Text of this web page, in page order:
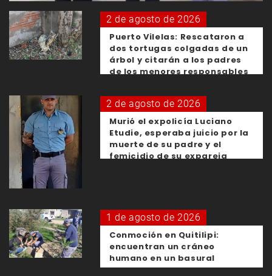
2 de agosto de 2026
Puerto Vilelas: Rescataron a
dos tortugas colgadas de un
árbol y citarán a los padres
de los menores responsables
2 de agosto de 2026
Murió el expolicía Luciano
Etudie, esperaba juicio por la
muerte de su padre y el
femicidio de su expareja
1 de agosto de 2026
Conmoción en Quitilipi:
encuentran un cráneo
humano en un basural